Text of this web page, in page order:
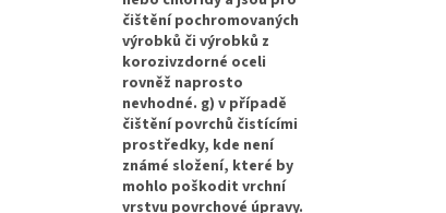
čištění pochromovaných
výrobků či výrobků z
korozivzdorné oceli
rovněž naprosto
nevhodné. g) v případě
čištění povrchů čistícími
prostředky, kde není
známé složení, které by
mohlo poškodit vrchní
vrstvu povrchové úpravy.